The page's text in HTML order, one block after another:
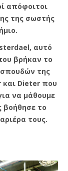
απόφοιτοι
της σωστής
αυτό
βρήκαν το
της
και Dieter που
να μάθουμε
βοήθησε το
τους.